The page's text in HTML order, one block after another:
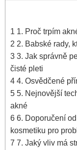
1 1. Proč trpím
2 2. Babské⁤ rady,
3 3. Jak správně
čisté pleti
4 4. Osvědčené
5 5.⁣ Nejnovější
akné
6 6. Doporučení
kosmetiku pro
7 7. ‍Jaký vliv má